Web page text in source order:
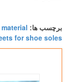
برچسب ها:
for shoe soles